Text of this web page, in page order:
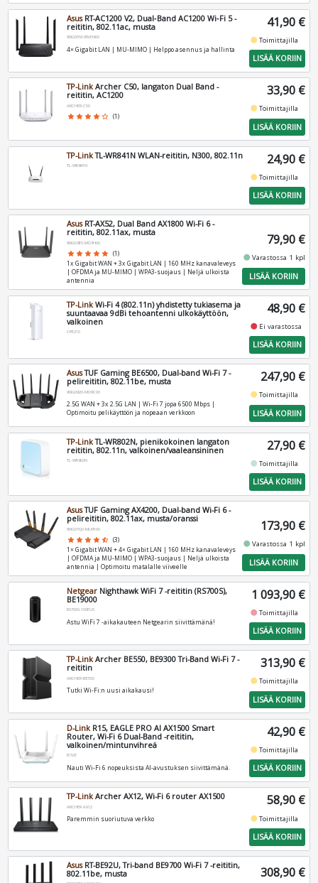
AsusRT-AC1200 V2, Dual‑Band AC1200 Wi‑Fi 5 -
reititin, 802.11ac, musta
90IG0550-BM3400
4× Gigabit LAN | MU‑MIMO | Helppo asennus ja hallinta
41,90 €
fiber_manual_recordToimittajilla
LISÄÄ KORIIN
TP-LinkArcher C50, langaton Dual Band -
reititin, AC1200
ARCHER-C50
star star star star star_border (1)
33,90 €
fiber_manual_recordToimittajilla
LISÄÄ KORIIN
TP-LinkTL-WR841N WLAN-reititin, N300, 802.11n
TL-WR841N 24,90 €
fiber_manual_recordToimittajilla
LISÄÄ KORIIN
AsusRT-AX52, Dual Band AX1800 Wi-Fi 6 -
reititin, 802.11ax, musta
90IG08T0-MO3H00
star star star star star (1)
1x Gigabit WAN + 3x Gigabit LAN | 160 MHz kanavaleveys
| OFDMA ja MU-MIMO | WPA3-suojaus | Neljä ulkoista
antennia
79,90 €
fiber_manual_recordVarastossa 1 kpl
LISÄÄ KORIIN
TP-Link Wi-Fi 4 (802.11n) yhdistetty tukiasema ja
suuntaavaa 9dBi tehoantenni ulkokäyttöön,
valkoinen
CPE210
48,90 €
fiber_manual_record Ei varastossa
LISÄÄ KORIIN
AsusTUF Gaming BE6500, Dual-band Wi-Fi 7 -
pelireititin, 802.11be, musta
90IG0920-MO9C00
2.5G WAN + 3x 2.5G LAN | Wi-Fi 7 jopa 6500 Mbps |
Optimoitu pelikäyttöön ja nopeaan verkkoon
247,90 €
fiber_manual_recordToimittajilla
LISÄÄ KORIIN
TP-LinkTL-WR802N, pienikokoinen langaton
reititin, 802.11n, valkoinen/vaaleansininen
TL-WR802N
27,90 €
fiber_manual_recordToimittajilla
LISÄÄ KORIIN
AsusTUF Gaming AX4200, Dual-band Wi-Fi 6 -
pelireititin, 802.11ax, musta/oranssi
90IG07Q0-MU9100
star star star star star_half (3)
1× Gigabit WAN + 4× Gigabit LAN | 160 MHz kanavaleveys
| OFDMA ja MU-MIMO | WPA3-suojaus | Neljä ulkoista
antennia | Optimoitu matalalle viiveelle
173,90 €
fiber_manual_recordVarastossa 1 kpl
LISÄÄ KORIIN
Netgear Nighthawk WiFi 7 -reititin (RS700S),
BE19000
RS700S-100EUS
Astu WiFi 7 -aikakauteen Netgearin siivittämänä!
1 093,90 €
fiber_manual_recordToimittajilla
LISÄÄ KORIIN
TP-LinkArcher BE550, BE9300 Tri-Band Wi-Fi 7 -
reititin
ARCHER-BE550
Tutki Wi-Fi:n uusi aikakausi!
313,90 €
fiber_manual_recordToimittajilla
LISÄÄ KORIIN
D-LinkR15, EAGLE PRO AI AX1500 Smart
Router, Wi-Fi 6 Dual-Band -reititin,
valkoinen/mintunvihreä
R15/E
Nauti Wi-Fi 6 nopeuksista AI-avustuksen siivittämänä.
42,90 €
fiber_manual_recordToimittajilla
LISÄÄ KORIIN
TP-LinkArcher AX12, Wi-Fi 6 router AX1500
ARCHER-AX12
Paremmin suoriutuva verkko
58,90 €
fiber_manual_recordToimittajilla
LISÄÄ KORIIN
AsusRT-BE92U, Tri-band BE9700 Wi-Fi 7 -reititin,
802.11be, musta
308,90 €